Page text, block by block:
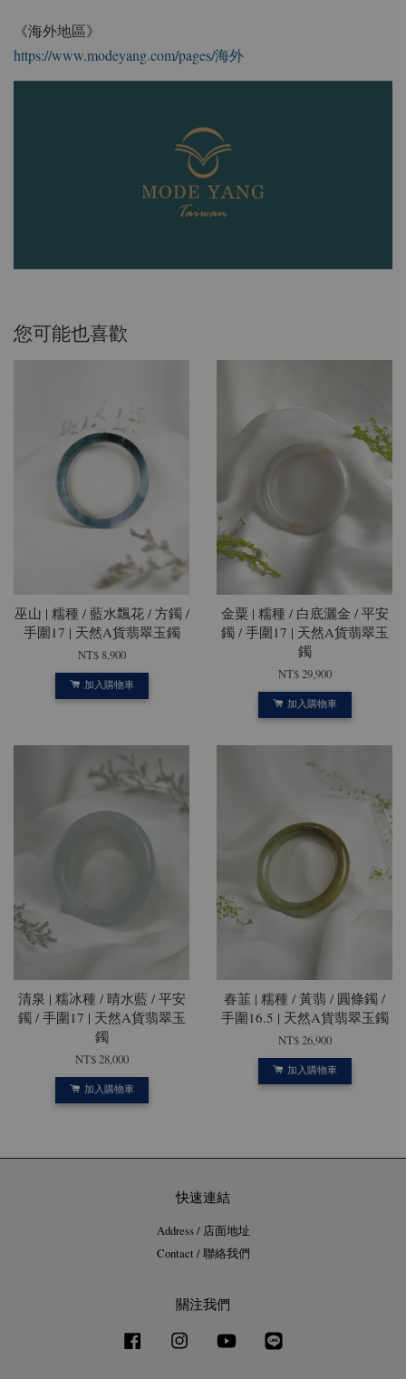
《海外地區》
https://www.modeyang.com/pages/海外
您可能也喜歡
巫山 | 糯種 / 藍水飄花 / 方鐲 /
手圍17 | 天然A貨翡翠玉鐲
NT$ 8,900
加入購物車
金粟 | 糯種 / 白底灑金 / 平安
鐲 / 手圍17 | 天然A貨翡翠玉
鐲
NT$ 29,900
加入購物車
清泉 | 糯冰種 / 晴水藍 / 平安
鐲 / 手圍17 | 天然A貨翡翠玉
鐲
NT$ 28,000
加入購物車
春韮 | 糯種 / 黃翡 / 圓條鐲 /
手圍16.5 | 天然A貨翡翠玉鐲
NT$ 26,900
加入購物車
快速連結
Address / 店面地址
Contact / 聯絡我們
關注我們
Facebook Instagram YouTube